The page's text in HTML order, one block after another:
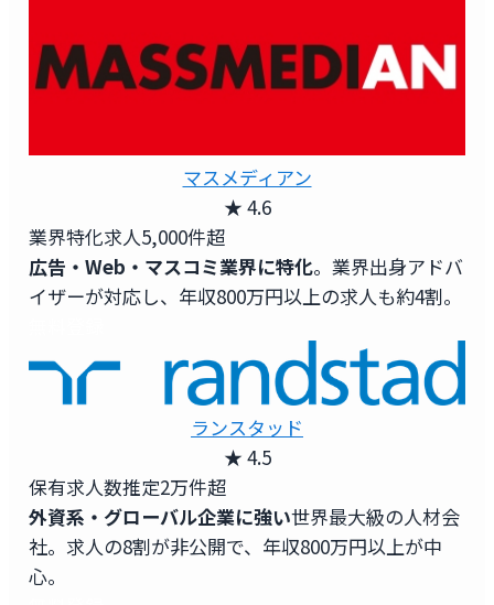
マスメディアン
★ 4.6
業界特化求人5,000件超
広告・Web・マスコミ業界に特化。業界出身アドバ
イザーが対応し、年収800万円以上の求人も約4割。
ランスタッド
★ 4.5
保有求人数推定2万件超
外資系・グローバル企業に強い世界最大級の人材会
社。求人の8割が非公開で、年収800万円以上が中
心。